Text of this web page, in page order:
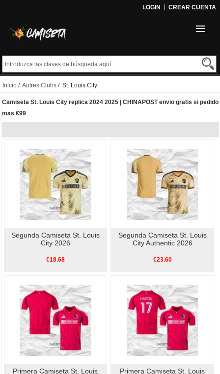
LOGIN CREAR CUENTA
Inicio / Autres Clubs / St. Louis City
Camiseta St. Louis City replica 2024 2025 | CHINAPOST envio gratis si pedido
mas €99
Segunda Camiseta St. Louis
City 2026
€18.68
Segunda Camiseta St. Louis
City Authentic 2026
€23.60
Primera Camiseta St. Louis
Primera Camiseta St. Louis